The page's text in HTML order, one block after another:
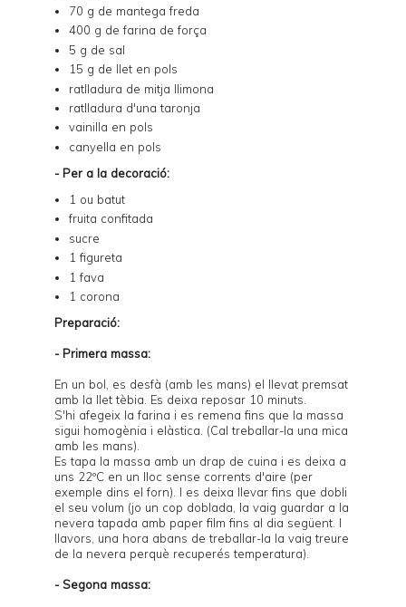
70 g de mantega freda
400 g de farina de força
5 g de sal
15 g de llet en pols
ratlladura de mitja llimona
ratlladura d'una taronja
vainilla en pols
canyella en pols
- Per a la decoració:
1 ou batut
fruita confitada
sucre
1 figureta
1 fava
1 corona
Preparació:
- Primera massa:
En un bol, es desfà (amb les mans) el llevat premsat
amb la llet tèbia. Es deixa reposar 10 minuts.
S'hi afegeix la farina i es remena fins que la massa
sigui homogènia i elàstica. (Cal treballar-la una mica
amb les mans).
Es tapa la massa amb un drap de cuina i es deixa a
uns 22ºC en un lloc sense corrents d'aire (per
exemple dins el forn). I es deixa llevar fins que dobli
el seu volum (jo un cop doblada, la vaig guardar a la
nevera tapada amb paper film fins al dia següent. I
llavors, una hora abans de treballar-la la vaig treure
de la nevera perquè recuperés temperatura).
- Segona massa: